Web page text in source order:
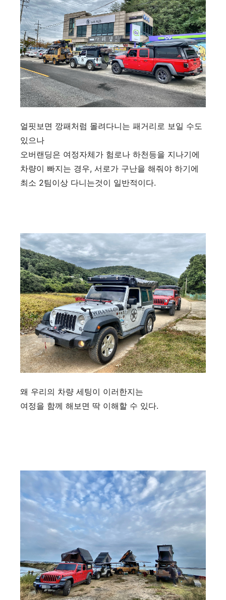
얼핏보면 깡패처럼 몰려다니는 패거리로 보일 수도
있으나
오버랜딩은 여정자체가 험로나 하천등을 지나기에
차량이 빠지는 경우, 서로가 구난을 해줘야 하기에
최소 2팀이상 다니는것이 일반적이다.
왜 우리의 차량 세팅이 이러한지는
여정을 함께 해보면 딱 이해할 수 있다.